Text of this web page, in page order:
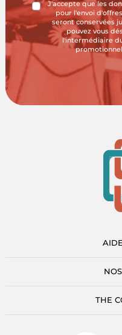
J'accepte que les
pour l'envoi
seront conservées
pouvez vous
l'intermédiaire
THE